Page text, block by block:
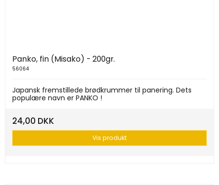
Panko, fin (Misako) - 200gr.
56064
Japansk fremstillede brødkrummer til panering. Dets
populære navn er PANKO !
24,00 DKK
Vis produkt